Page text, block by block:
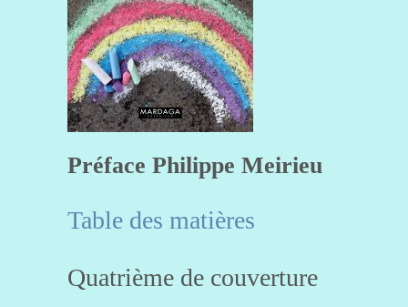
Préface Philippe Meirieu
Table des matières
Quatrième de couverture